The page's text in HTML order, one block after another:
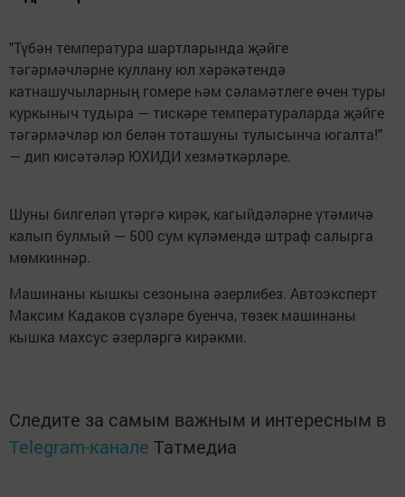
"Түбән температура шартларында җәйге
тәгәрмәчләрне куллану юл хәрәкәтендә
катнашучыларның гомере һәм сәламәтлеге өчен туры
куркыныч тудыра — тискәре температураларда җәйге
тәгәрмәчләр юл белән тоташуны тулысынча югалта!"
— дип кисәтәләр ЮХИДИ хезмәткәрләре.
Шуны билгеләп үтәргә кирәк, кагыйдәләрне үтәмичә
калып булмый — 500 сум күләмендә штраф салырга
мөмкиннәр.
Машинаны кышкы сезонына әзерлибез. Автоэксперт
Максим Кадаков сүзләре буенча, төзек машинаны
кышка махсус әзерләргә кирәкми.
Следите за самым важным и интересным в
Telegram-канале Татмедиа